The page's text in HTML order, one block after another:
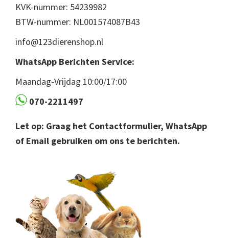
KVK-nummer: 54239982
BTW-nummer: NL001574087B43
info@123dierenshop.nl
WhatsApp Berichten Service:
Maandag-Vrijdag 10:00/17:00
070-2211497
Let op: Graag het Contactformulier, WhatsApp
of Email gebruiken om ons te berichten.